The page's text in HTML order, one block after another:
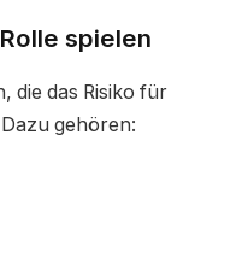
spielen
die das Risiko für
gehören: